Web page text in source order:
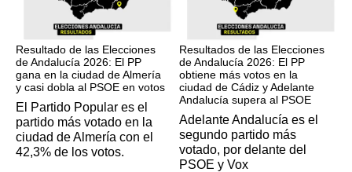
Resultado de las Elecciones
de Andalucía 2026: El PP
gana en la ciudad de Almería
y casi dobla al PSOE en votos
El Partido Popular es el
partido más votado en la
ciudad de Almería con el
42,3% de los votos.
Resultados de las Elecciones
de Andalucía 2026: El PP
obtiene más votos en la
ciudad de Cádiz y Adelante
Andalucía supera al PSOE
Adelante Andalucía es el
segundo partido más
votado, por delante del
PSOE y Vox